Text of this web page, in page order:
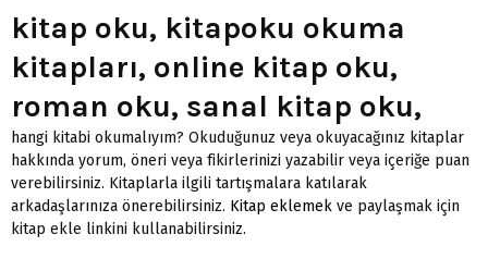
kitap oku, kitapoku okuma
kitapları, online kitap oku,
roman oku, sanal kitap oku,
hangi kitabi okumalıyım? Okuduğunuz veya okuyacağınız kitaplar
hakkında yorum, öneri veya fikirlerinizi yazabilir veya içeriğe puan
verebilirsiniz. Kitaplarla ilgili tartışmalara katılarak
arkadaşlarınıza önerebilirsiniz. Kitap eklemek ve paylaşmak için
kitap ekle linkini kullanabilirsiniz.